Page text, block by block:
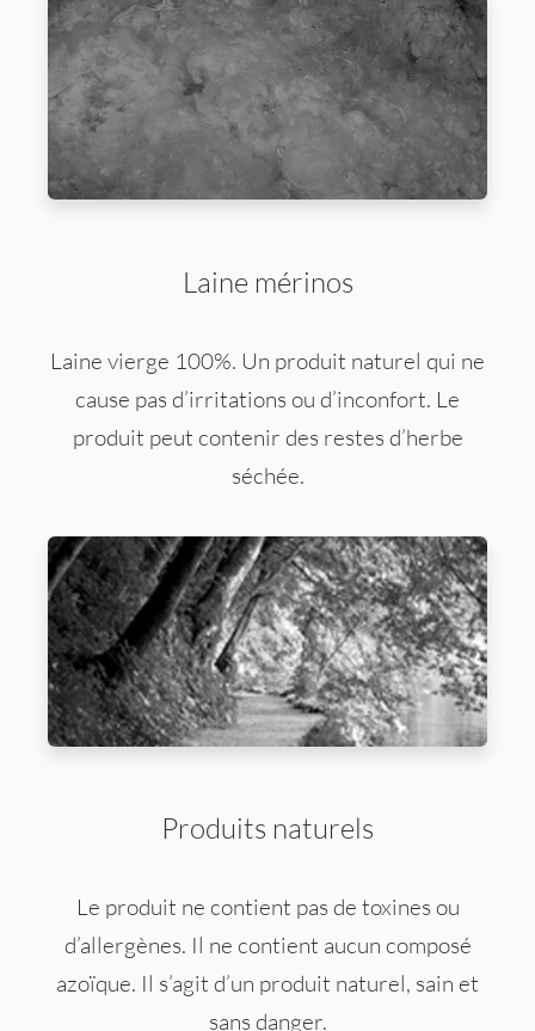
Laine mérinos
Laine vierge 100%. Un produit naturel qui ne
cause pas d’irritations ou d’inconfort. Le
produit peut contenir des restes d’herbe
séchée.
Produits naturels
Le produit ne contient pas de toxines ou
d’allergènes. Il ne contient aucun composé
azoïque. Il s’agit d’un produit naturel, sain et
sans danger.